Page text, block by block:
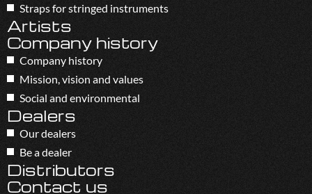
Straps for stringed instruments
Artists
Company history
Company history
Mission, vision and values
Social and environmental
Dealers
Our dealers
Be a dealer
Distributors
Contact us